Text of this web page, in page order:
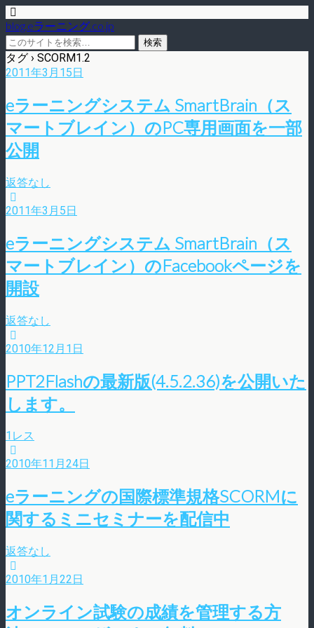
blog.eラーニング.co.jp
タグ › SCORM1.2
2011年3月15日
eラーニングシステム SmartBrain（ス
マートブレイン）のPC専用画面を一部
公開
返答なし
2011年3月5日
eラーニングシステム SmartBrain（ス
マートブレイン）のFacebookページを
開設
返答なし
2010年12月1日
PPT2Flashの最新版(4.5.2.36)を公開いた
します。
1レス
2010年11月24日
eラーニングの国際標準規格SCORMに
関するミニセミナーを配信中
返答なし
2010年1月22日
オンライン試験の成績を管理する方